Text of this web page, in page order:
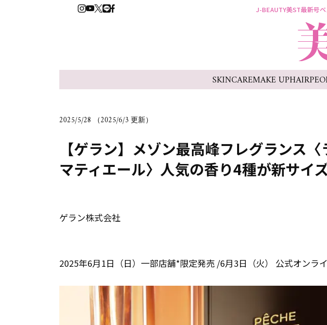
J-BEAUTY美ST最新号
SKINCAREMAKE UPHAIR
2025/5/28 （2025/6/3 更新）
【ゲラン】メゾン最高峰フレグランス
マティエール〉人気の香り4種が新サイ
ゲラン株式会社
2025年6月1日（日）一部店舗*限定発売 /6月3日（火） 公式オンラ